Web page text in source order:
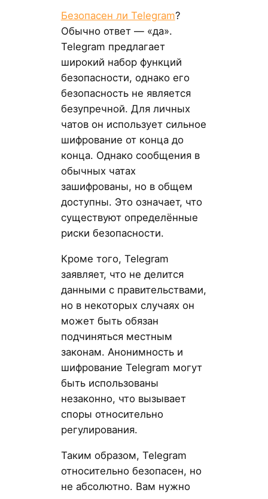
Безопасен ли Telegram?
Обычно ответ — «да».
Telegram предлагает
широкий набор функций
безопасности, однако его
безопасность не является
безупречной. Для личных
чатов он использует сильное
шифрование от конца до
конца. Однако сообщения в
обычных чатах
зашифрованы, но в общем
доступны. Это означает, что
существуют определённые
риски безопасности.
Кроме того, Telegram
заявляет, что не делится
данными с правительствами,
но в некоторых случаях он
может быть обязан
подчиняться местным
законам. Анонимность и
шифрование Telegram могут
быть использованы
незаконно, что вызывает
споры относительно
регулирования.
Таким образом, Telegram
относительно безопасен, но
не абсолютно. Вам нужно